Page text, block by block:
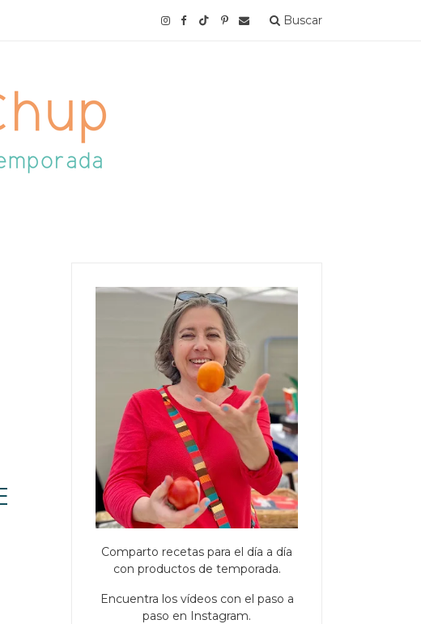
Buscar
Comparto recetas para el día a día
con productos de temporada.
Encuentra los vídeos con el paso a
paso en Instagram.